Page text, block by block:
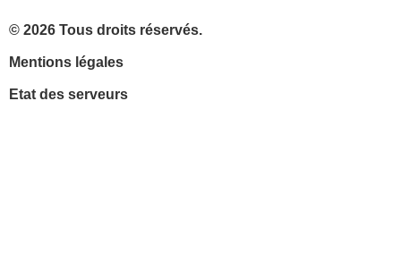
© 2026 Tous droits réservés.
Mentions légales
Etat des serveurs